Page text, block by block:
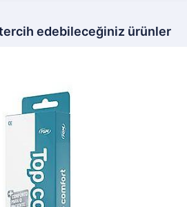
edebileceğiniz ürünler